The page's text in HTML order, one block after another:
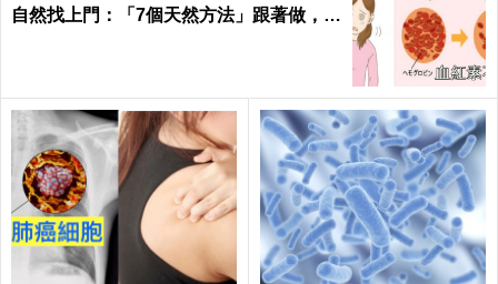
自然找上門：「7個天然方法」跟著做，杜